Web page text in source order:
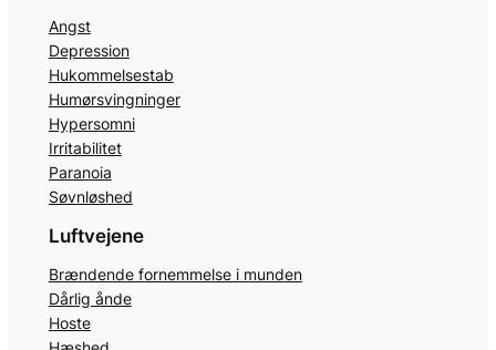
Angst
Depression
Hukommelsestab
Humørsvingninger
Hypersomni
Irritabilitet
Paranoia
Søvnløshed
Luftvejene
Brændende fornemmelse i munden
Dårlig ånde
Hoste